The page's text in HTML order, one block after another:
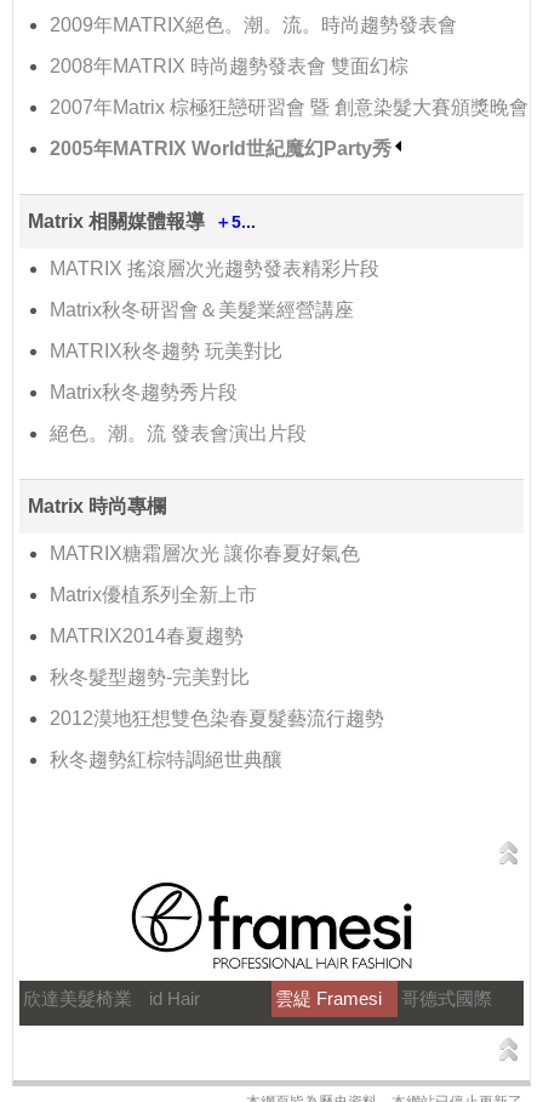
2009年MATRIX絕色。潮。流。時尚趨勢發表會
2008年MATRIX 時尚趨勢發表會 雙面幻棕
2007年Matrix 棕極狂戀研習會 暨 創意染髮大賽頒獎晚會
2005年MATRIX World世紀魔幻Party秀
Matrix 相關媒體報導 ＋5...
MATRIX 搖滾層次光趨勢發表精彩片段
Matrix秋冬研習會＆美髮業經營講座
MATRIX秋冬趨勢 玩美對比
Matrix秋冬趨勢秀片段
絕色。潮。流 發表會演出片段
Matrix 時尚專欄
MATRIX糖霜層次光 讓你春夏好氣色
Matrix優植系列全新上市
MATRIX2014春夏趨勢
秋冬髮型趨勢-完美對比
2012漠地狂想雙色染春夏髮藝流行趨勢
秋冬趨勢紅棕特調絕世典釀
欣達美髮椅業 id Hair 雲緹 Framesi 哥德式國際